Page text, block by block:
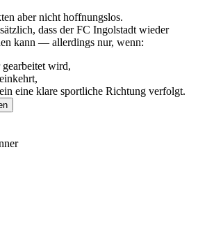
aber nicht hoffnungslos.
dass der FC Ingolstadt wieder
kann — allerdings nur, wenn:
wird,
eine klare sportliche Richtung verfolgt.